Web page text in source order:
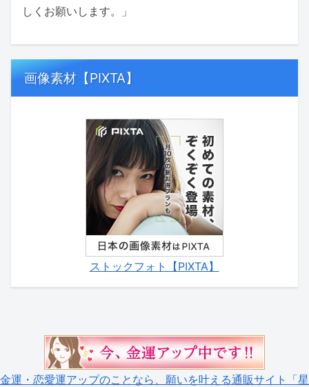
しくお願いします。」
画像素材【PIXTA】
ストックフォト【PIXTA】
金運・恋愛運アップのことなら、願いを叶える通販サイト「星